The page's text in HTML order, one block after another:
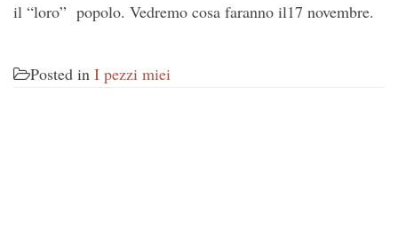
il “loro” popolo. Vedremo cosa faranno il17 novembre.
Posted in I pezzi miei